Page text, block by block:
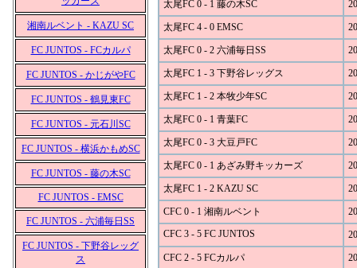
湘南ルベント - KAZU SC
FC JUNTOS - FCカルパ
FC JUNTOS - かじがやFC
FC JUNTOS - 鶴見東FC
FC JUNTOS - 元石川SC
FC JUNTOS - 横浜かもめSC
FC JUNTOS - 藤の木SC
FC JUNTOS - EMSC
FC JUNTOS - 六浦毎日SS
FC JUNTOS - 下野谷レッグ
ス
太尾FC 0 - 1 藤の木SC
太尾FC 4 - 0 EMSC
太尾FC 0 - 2 六浦毎日SS
太尾FC 1 - 3 下野谷レッグス
太尾FC 1 - 2 本牧少年SC
太尾FC 0 - 1 青葉FC
太尾FC 0 - 3 大豆戸FC
太尾FC 0 - 1 あざみ野キッカーズ
太尾FC 1 - 2 KAZU SC
CFC 0 - 1 湘南ルベント
CFC 3 - 5 FC JUNTOS
CFC 2 - 5 FCカルパ